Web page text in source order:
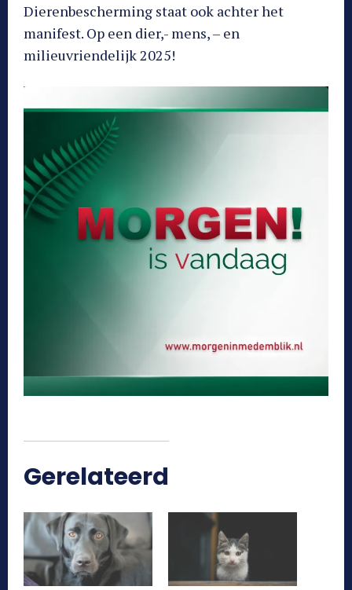
Dierenbescherming staat ook achter het
manifest. Op een dier,- mens, – en
milieuvriendelijk 2025!
Gerelateerd